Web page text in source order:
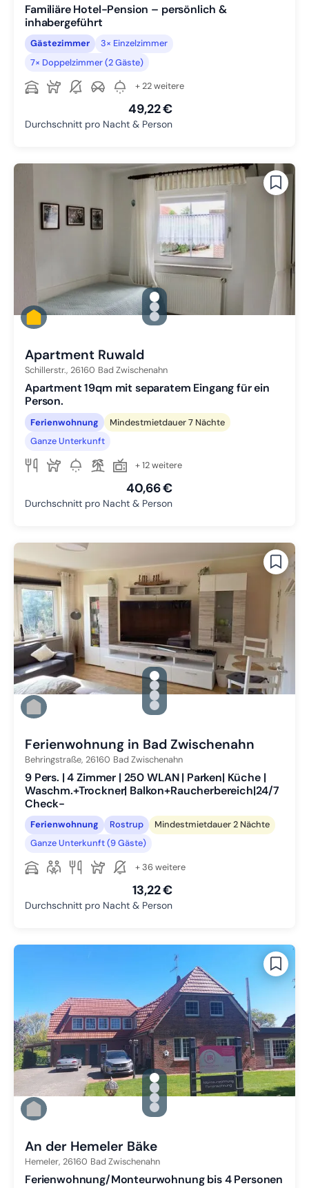
Familiäre Hotel-Pension – persönlich &
inhabergeführt
Gästezimmer
3× Einzelzimmer
7× Doppelzimmer (2 Gäste)
+ 22 weitere
49,22 €
Durchschnitt pro Nacht & Person
gallery.slide_selector
Zu Slide 1 wechseln
Zu Slide 2 wechseln
Zu Slide 3 wechseln
Apartment Ruwald
Schillerstr., 26160 Bad Zwischenahn
Apartment 19qm mit separatem Eingang für ein
Person.
Ferienwohnung
Mindestmietdauer 7 Nächte
Ganze Unterkunft
+ 12 weitere
40,66 €
Durchschnitt pro Nacht & Person
gallery.slide_selector
Zu Slide 1 wechseln
Zu Slide 2 wechseln
Zu Slide 3 wechseln
Zu Slide 4 wechseln
Ferienwohnung in Bad Zwischenahn
Behringstraße, 26160 Bad Zwischenahn
9 Pers. | 4 Zimmer | 250 WLAN | Parken| Küche |
Waschm.+Trockner| Balkon+Raucherbereich|24/7
Check-
Ferienwohnung Rostrup
Mindestmietdauer 2 Nächte
Ganze Unterkunft (9 Gäste)
+ 36 weitere
13,22 €
Durchschnitt pro Nacht & Person
gallery.slide_selector
Zu Slide 1 wechseln
Zu Slide 2 wechseln
Zu Slide 3 wechseln
Zu Slide 4 wechseln
An der Hemeler Bäke
Hemeler, 26160 Bad Zwischenahn
Ferienwohnung/Monteurwohnung bis 4 Personen